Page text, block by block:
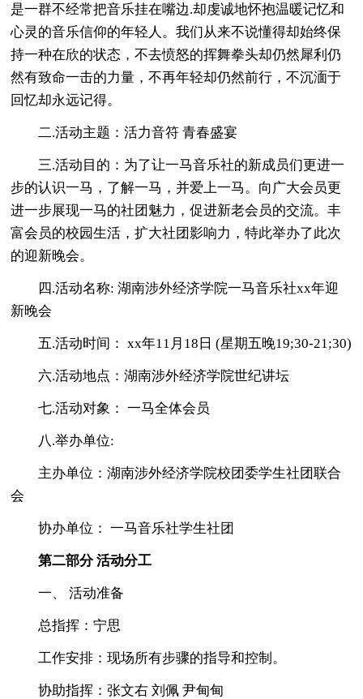
是一群不经常把音乐挂在嘴边.却虔诚地怀抱温暖记忆和
心灵的音乐信仰的年轻人。我们从来不说懂得却始终保
持一种在欣的状态，不去愤怒的挥舞拳头却仍然犀利仍
然有致命一击的力量，不再年轻却仍然前行，不沉湎于
回忆却永远记得。
二.活动主题：活力音符 青春盛宴
三.活动目的：为了让一马音乐社的新成员们更进一
步的认识一马，了解一马，并爱上一马。向广大会员更
进一步展现一马的社团魅力，促进新老会员的交流。丰
富会员的校园生活，扩大社团影响力，特此举办了此次
的迎新晚会。
四.活动名称: 湖南涉外经济学院一马音乐社xx年迎
新晚会
五.活动时间： xx年11月18日 (星期五晚19;30-21;30)
六.活动地点：湖南涉外经济学院世纪讲坛
七.活动对象： 一马全体会员
八.举办单位:
主办单位：湖南涉外经济学院校团委学生社团联合
会
协办单位： 一马音乐社学生社团
第二部分 活动分工
一、 活动准备
总指挥：宁思
工作安排：现场所有步骤的指导和控制。
协助指挥：张文右 刘佩 尹甸甸